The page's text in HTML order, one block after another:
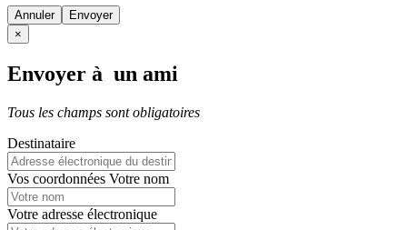
Annuler
×
Envoyer à un ami
Tous les champs sont obligatoires
Destinataire
Vos coordonnées Votre nom
Votre adresse électronique